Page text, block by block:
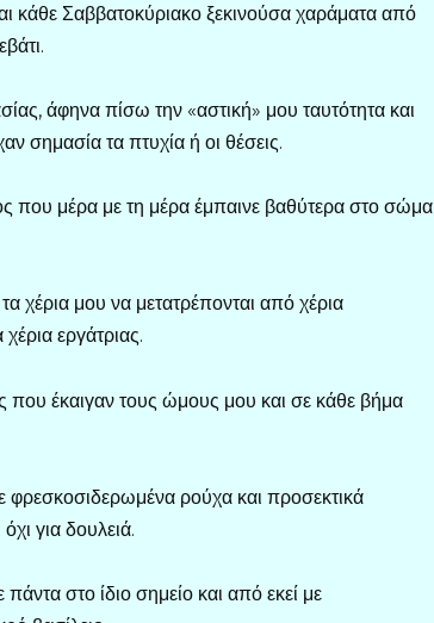
κάθε Σαββατοκύριακο ξεκινούσα χαράματα από
άφηνα πίσω την «αστική» μου ταυτότητα και
σημασία τα πτυχία ή οι θέσεις.
που μέρα με τη μέρα έμπαινε βαθύτερα στο σώμα
χέρια μου να μετατρέπονται από χέρια
εργάτριας.
που έκαιγαν τους ώμους μου και σε κάθε βήμα
ρούχα και προσεκτικά
για δουλειά.
στο ίδιο σημείο και από εκεί με